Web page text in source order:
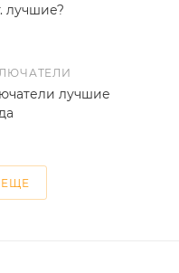
лучшие?
лучшие
ЕЩЕ